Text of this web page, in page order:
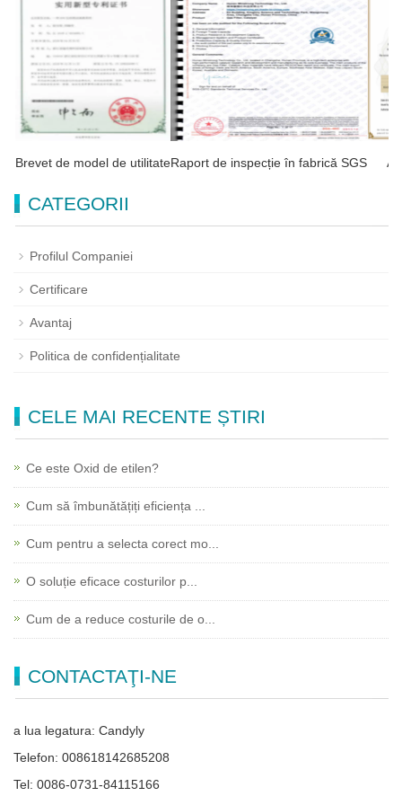
Brevet de model de utilitateRaport de inspecție în fabrică SGS A
CATEGORII
Profilul Companiei
Certificare
Avantaj
Politica de confidențialitate
CELE MAI RECENTE ȘTIRI
Ce este Oxid de etilen?
Cum să îmbunătățiți eficiența ...
Cum pentru a selecta corect mo...
O soluție eficace costurilor p...
Cum de a reduce costurile de o...
CONTACTAŢI-NE
a lua legatura: Candyly
Telefon: 008618142685208
Tel: 0086-0731-84115166